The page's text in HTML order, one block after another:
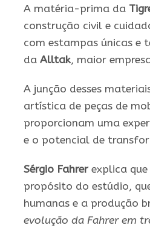
A matéria-prima da
construção civil e
com estampas únicas e
da Alltak, maior
A junção desses
artística de peças de
proporcionam uma
e o potencial de
Sérgio Fahrerexplica que
propósito do estúdio,
humanas e a produção
evolução da Fahrer em